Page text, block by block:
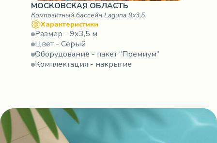
МОСКОВСКАЯ ОБЛАСТЬ
Композитный бассейн Laguna 9х3,5
Характеристики
Размер - 9х3,5 м
Цвет - Серый
Оборудование - пакет “Премиум”
Комплектация - накрытие